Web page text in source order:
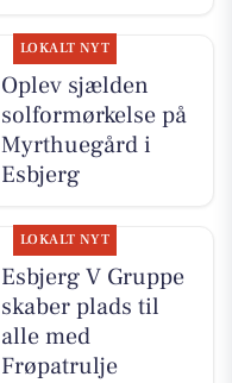
LOKALT NYT
Oplev sjælden
solformørkelse på
Myrthuegård i
Esbjerg
LOKALT NYT
Esbjerg V Gruppe
skaber plads til
alle med
Frøpatrulje